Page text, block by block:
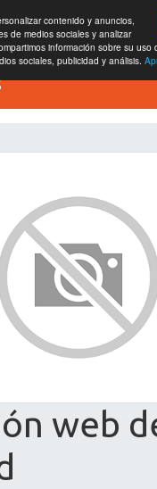
contenido y anuncios,
de medios sociales y analizar
información sobre su uso
sociales, publicidad y análisis.
web